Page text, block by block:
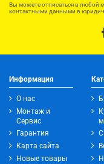
Вы можете отписаться в любой
контактными данными в
Информация
О нас
Монтаж и
Сервис
Гарантия
Карта сайта
Новые товары